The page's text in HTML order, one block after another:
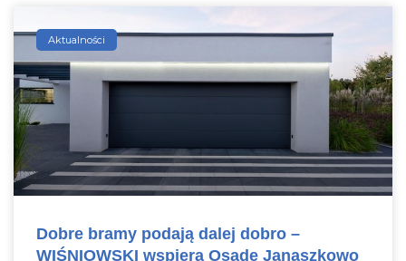
Aktualności
Dobre bramy podają dalej dobro –
WIŚNIOWSKI wspiera Osadę Janaszkowo